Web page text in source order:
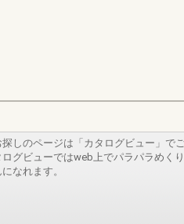
探しのページは「カタログビュー」で
ログビューではweb上でパラパラめく
になれます。